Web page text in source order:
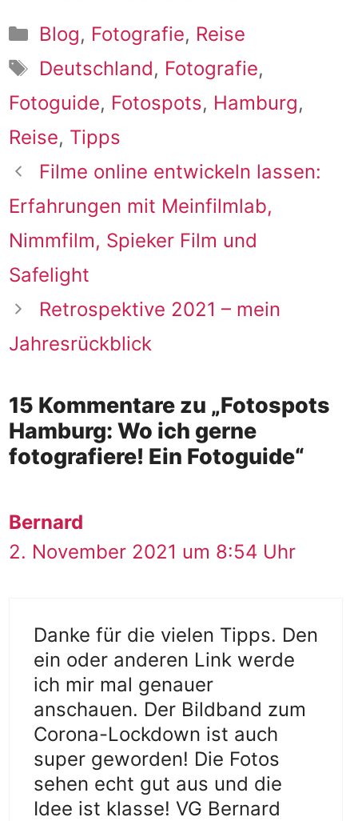
Kategorien
Blog, Fotografie, Reise
Schlagwörter
Deutschland, Fotografie,
Fotoguide, Fotospots, Hamburg,
Reise, Tipps
Filme online entwickeln lassen:
Erfahrungen mit Meinfilmlab,
Nimmfilm, Spieker Film und
Safelight
Retrospektive 2021 – mein
Jahresrückblick
15 Kommentare zu „Fotospots
Hamburg: Wo ich gerne
fotografiere! Ein Fotoguide“
Bernard
2. November 2021 um 8:54 Uhr
Danke für die vielen Tipps. Den
ein oder anderen Link werde
ich mir mal genauer
anschauen. Der Bildband zum
Corona-Lockdown ist auch
super geworden! Die Fotos
sehen echt gut aus und die
Idee ist klasse! VG Bernard